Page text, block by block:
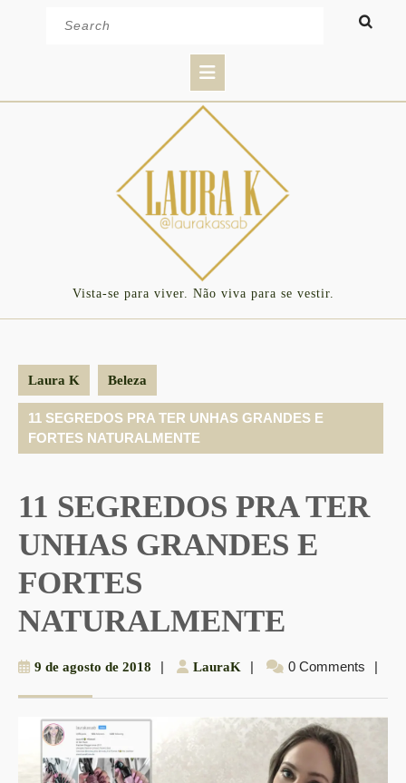
Button
Vista-se para viver. Não viva para se vestir.
Laura K Beleza
11 SEGREDOS PRA TER UNHAS GRANDES E
FORTES NATURALMENTE
11 SEGREDOS PRA TER
UNHAS GRANDES E
FORTES
NATURALMENTE
9 de agosto de 2018 | LauraK LauraK
| 0 Comments |